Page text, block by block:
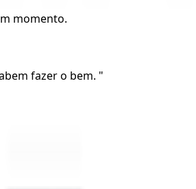
momento.
fazer o bem. "